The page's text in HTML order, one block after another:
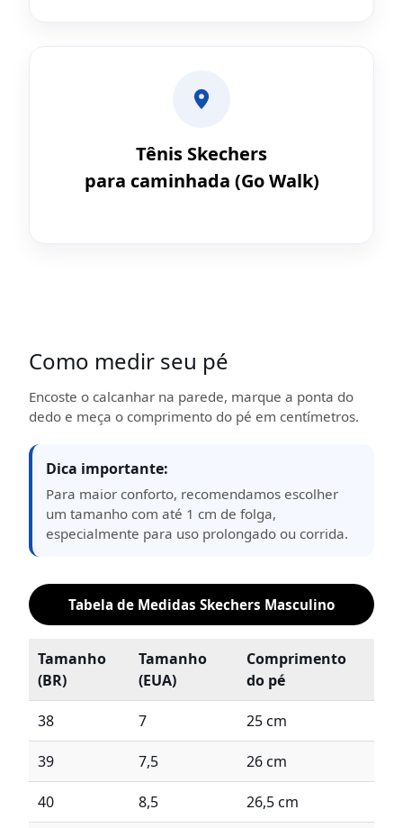
Tênis Skechers
para caminhada (Go Walk)
Como medir seu pé
Encoste o calcanhar na parede, marque a ponta do
dedo e meça o comprimento do pé em centímetros.
Dica importante:
Para maior conforto, recomendamos escolher
um tamanho com até 1 cm de folga,
especialmente para uso prolongado ou corrida.
Tabela de Medidas Skechers Masculino
Tamanho
(BR)
Tamanho
(EUA)
Comprimento
do pé
38 7 25 cm
39 7,5 26 cm
40 8,5 26,5 cm